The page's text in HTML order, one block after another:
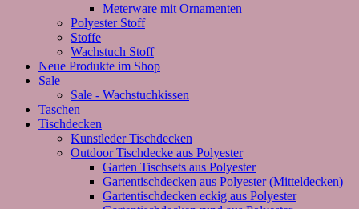
Meterware mit Ornamenten
Polyester Stoff
Stoffe
Wachstuch Stoff
Neue Produkte im Shop
Sale
Sale - Wachstuchkissen
Taschen
Tischdecken
Kunstleder Tischdecken
Outdoor Tischdecke aus Polyester
Garten Tischsets aus Polyester
Gartentischdecken aus Polyester (Mitteldecken)
Gartentischdecken eckig aus Polyester